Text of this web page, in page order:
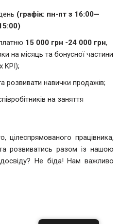
(графік: пн-пт з 16:00—
15 000 грн -24 000 грн,
на місяць та бонусної частини
KPI);
розвивати навички продажів;
на заняття
цілеспрямованого працівника,
розвиватись разом із нашою
Не біда! Нам важливо